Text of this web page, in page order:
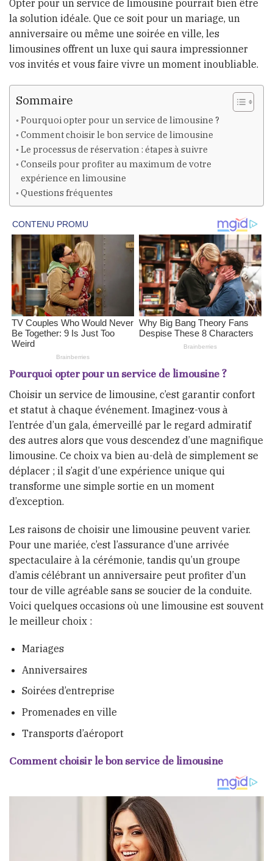
Opter pour un service de limousine pourrait bien être
la solution idéale. Que ce soit pour un mariage, un
anniversaire ou même une soirée en ville, les
limousines offrent un luxe qui saura impressionner
vos invités et vous faire vivre un moment inoubliable.
Sommaire
Pourquoi opter pour un service de limousine ?
Comment choisir le bon service de limousine
Le processus de réservation : étapes à suivre
Conseils pour profiter au maximum de votre
expérience en limousine
Questions fréquentes
Pourquoi opter pour un service de limousine ?
Choisir un service de limousine, c’est garantir confort
et statut à chaque événement. Imaginez-vous à
l’entrée d’un gala, émerveillé par le regard admiratif
des autres alors que vous descendez d’une magnifique
limousine. Ce choix va bien au-delà de simplement se
déplacer ; il s’agit d’une expérience unique qui
transforme une simple sortie en un moment
d’exception.
Les raisons de choisir une limousine peuvent varier.
Pour une mariée, c’est l’assurance d’une arrivée
spectaculaire à la cérémonie, tandis qu’un groupe
d’amis célébrant un anniversaire peut profiter d’un
tour de ville agréable sans se soucier de la conduite.
Voici quelques occasions où une limousine est souvent
le meilleur choix :
Mariages
Anniversaires
Soirées d’entreprise
Promenades en ville
Transports d’aéroport
Comment choisir le bon service de limousine